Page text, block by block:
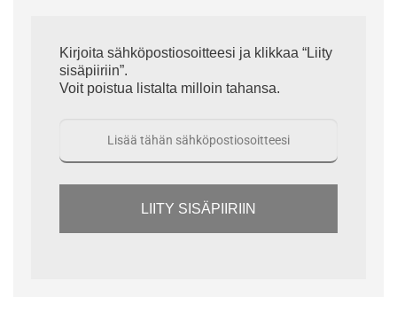
Kirjoita sähköpostiosoitteesi ja klikkaa “Liity
sisäpiiriin”.
Voit poistua listalta milloin tahansa.
LIITY SISÄPIIRIIN